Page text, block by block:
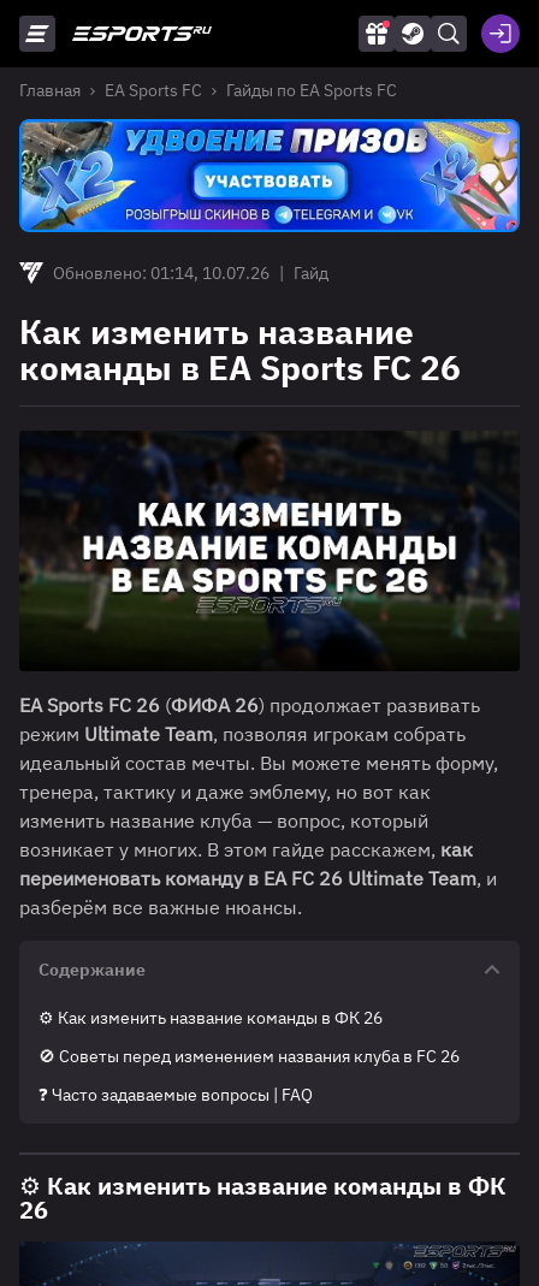
Главная EA Sports FC Гайды по EA Sports FC
Обновлено: 01:14, 10.07.26 | Гайд
Как изменить название
команды в EA Sports FC 26
EA Sports FC 26 (ФИФА 26) продолжает развивать
режим Ultimate Team, позволяя игрокам собрать
идеальный состав мечты. Вы можете менять форму,
тренера, тактику и даже эмблему, но вот как
изменить название клуба — вопрос, который
возникает у многих. В этом гайде расскажем, как
переименовать команду в EA FC 26 Ultimate Team, и
разберём все важные нюансы.
Содержание
⚙️ Как изменить название команды в ФК 26
🚫 Советы перед изменением названия клуба в FC 26
❓ Часто задаваемые вопросы | FAQ
⚙️ Как изменить название команды в ФК
26